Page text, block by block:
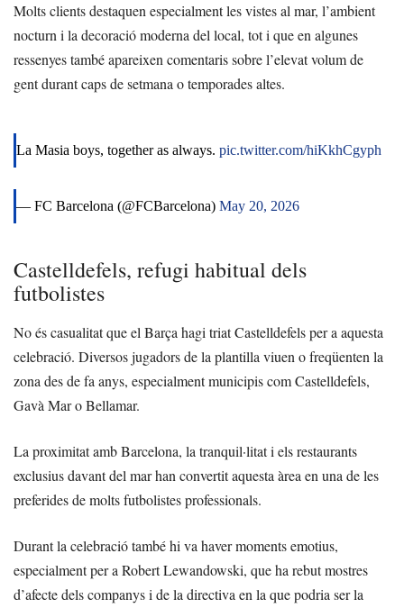
Molts clients destaquen especialment les vistes al mar, l’ambient
nocturn i la decoració moderna del local, tot i que en algunes
ressenyes també apareixen comentaris sobre l’elevat volum de
gent durant caps de setmana o temporades altes.
La Masia boys, together as always. pic.twitter.com/hiKkhCgyph
— FC Barcelona (@FCBarcelona) May 20, 2026
Castelldefels, refugi habitual dels
futbolistes
No és casualitat que el Barça hagi triat Castelldefels per a aquesta
celebració. Diversos jugadors de la plantilla viuen o freqüenten la
zona des de fa anys, especialment municipis com Castelldefels,
Gavà Mar o Bellamar.
La proximitat amb Barcelona, la tranquil·litat i els restaurants
exclusius davant del mar han convertit aquesta àrea en una de les
preferides de molts futbolistes professionals.
Durant la celebració també hi va haver moments emotius,
especialment per a Robert Lewandowski, que ha rebut mostres
d’afecte dels companys i de la directiva en la que podria ser la